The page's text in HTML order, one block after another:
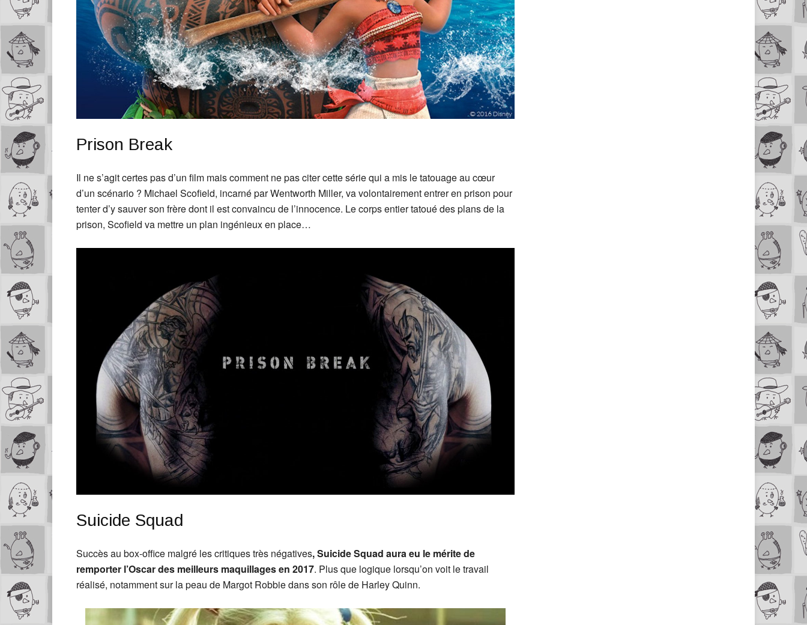
Prison Break
Il ne s’agit certes pas d’un film mais comment ne pas citer cette série qui a mis le tatouage au cœur
d’un scénario ? Michael Scofield, incarné par Wentworth Miller, va volontairement entrer en prison pour
tenter d’y sauver son frère dont il est convaincu de l’innocence. Le corps entier tatoué des plans de la
prison, Scofield va mettre un plan ingénieux en place…
Suicide Squad
Succès au box-office malgré les critiques très négatives, Suicide Squad aura eu le mérite de
remporter l’Oscar des meilleurs maquillages en 2017. Plus que logique lorsqu’on voit le travail
réalisé, notamment sur la peau de Margot Robbie dans son rôle de Harley Quinn.